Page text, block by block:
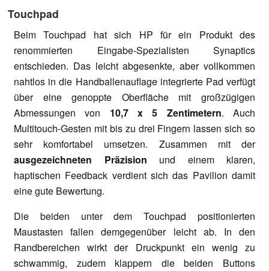
Touchpad
Beim Touchpad hat sich HP für ein Produkt des
renommierten Eingabe-Spezialisten Synaptics
entschieden. Das leicht abgesenkte, aber vollkommen
nahtlos in die Handballenauflage integrierte Pad verfügt
über eine genoppte Oberfläche mit großzügigen
Abmessungen von 10,7 x 5 Zentimetern. Auch
Multitouch-Gesten mit bis zu drei Fingern lassen sich so
sehr komfortabel umsetzen. Zusammen mit der
ausgezeichneten Präzision und einem klaren,
haptischen Feedback verdient sich das Pavilion damit
eine gute Bewertung.
Die beiden unter dem Touchpad positionierten
Maustasten fallen demgegenüber leicht ab. In den
Randbereichen wirkt der Druckpunkt ein wenig zu
schwammig, zudem klappern die beiden Buttons